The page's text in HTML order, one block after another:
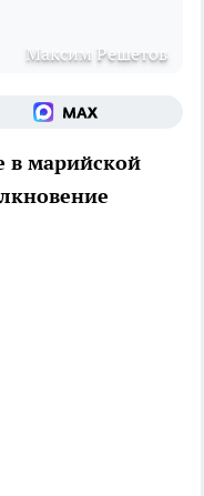
Максим Решетов
в марийской